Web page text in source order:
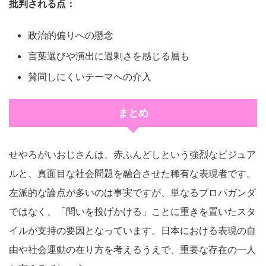
批判される点：
政治的偏りへの懸念
言葉選びや演出に過剰さを感じる層も
賛同しにくいテーマへの介入
まとめ
せやろがいおじさんは、赤ふんどしという強烈なビジュア
ルと、真面目な社会問題を融合させた稀有な表現者です。
左派的な論点が多いのは事実ですが、単なるプロパガンダ
ではなく、「問いを投げかける」ことに重きを置いたスタ
イルが支持の要因となっています。日本における表現の自
由や社会運動の在り方を考えるうえで、重要な存在の一人